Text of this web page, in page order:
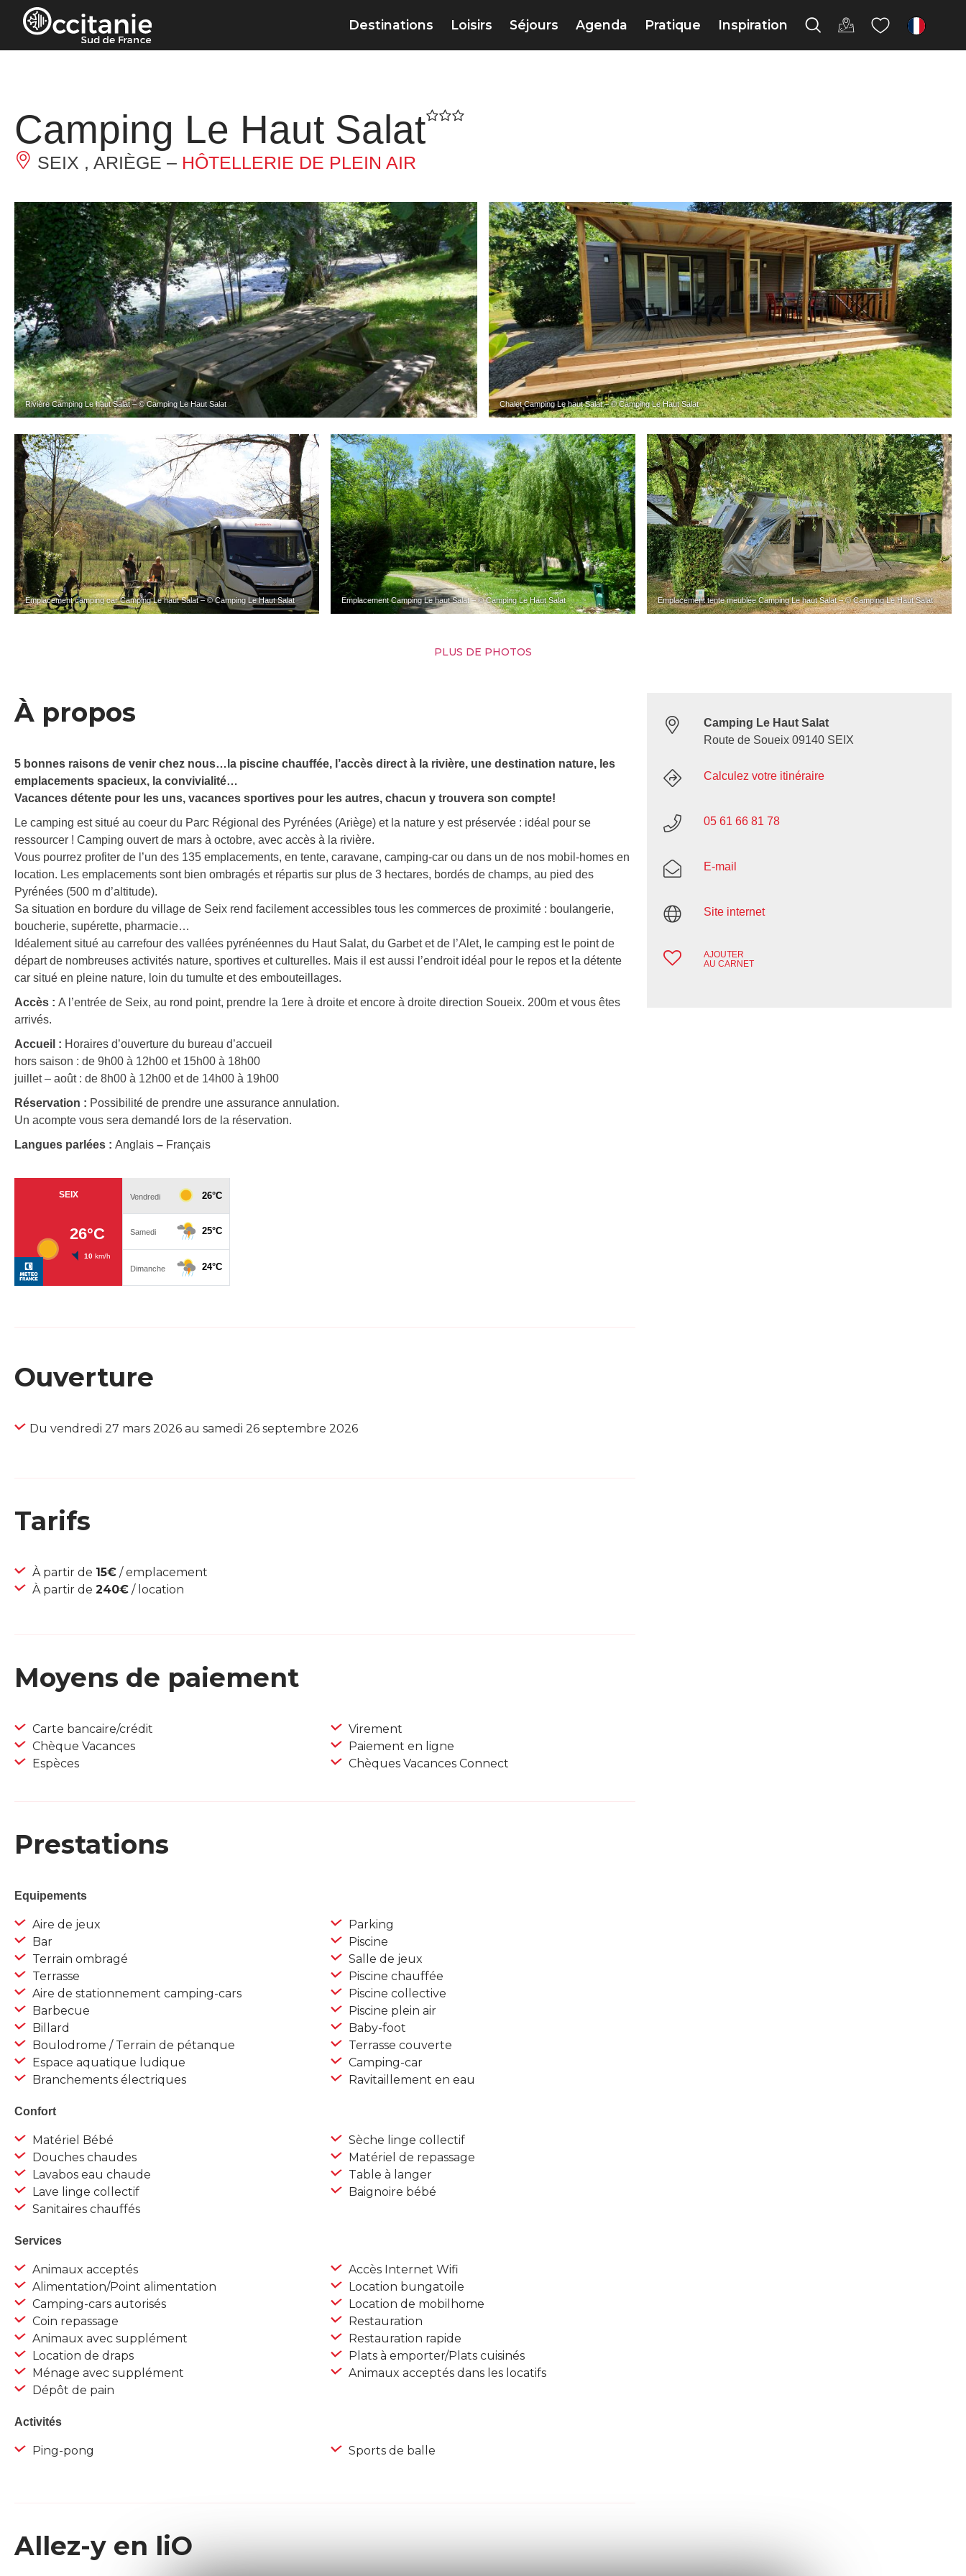
Panneau de gestion des cookies
Destinations Loisirs Séjours Agenda Pratique Inspiration fr
Camping Le Haut Salat
SEIX , ARIÈGE – HÔTELLERIE DE PLEIN AIR
Rivière Camping Le haut Salat – © Camping Le Haut Salat Chalet Camping Le haut Salat – © Camping Le Haut Salat
Emplacement camping car Camping Le haut Salat – © Camping Le Haut Salat Emplacement Camping Le haut Salat – © Camping Le Haut Salat Emplacement tente meublée Camping Le haut Salat – © Camping Le Haut Salat
PLUS DE PHOTOS
À propos
5 bonnes raisons de venir chez nous…la piscine chauffée, l’accès direct à la rivière, une destination nature, les
emplacements spacieux, la convivialité…
Vacances détente pour les uns, vacances sportives pour les autres, chacun y trouvera son compte!
Le camping est situé au coeur du Parc Régional des Pyrénées (Ariège) et la nature y est préservée : idéal pour se
ressourcer ! Camping ouvert de mars à octobre, avec accès à la rivière.
Vous pourrez profiter de l’un des 135 emplacements, en tente, caravane, camping-car ou dans un de nos mobil-homes en
location. Les emplacements sont bien ombragés et répartis sur plus de 3 hectares, bordés de champs, au pied des
Pyrénées (500 m d’altitude).
Sa situation en bordure du village de Seix rend facilement accessibles tous les commerces de proximité : boulangerie,
boucherie, supérette, pharmacie…
Idéalement situé au carrefour des vallées pyrénéennes du Haut Salat, du Garbet et de l’Alet, le camping est le point de
départ de nombreuses activités nature, sportives et culturelles. Mais il est aussi l’endroit idéal pour le repos et la détente
car situé en pleine nature, loin du tumulte et des embouteillages.
Accès : A l’entrée de Seix, au rond point, prendre la 1ere à droite et encore à droite direction Soueix. 200m et vous êtes
arrivés.
Accueil : Horaires d’ouverture du bureau d’accueil
hors saison : de 9h00 à 12h00 et 15h00 à 18h00
juillet – août : de 8h00 à 12h00 et de 14h00 à 19h00
Réservation : Possibilité de prendre une assurance annulation.
Un acompte vous sera demandé lors de la réservation.
Langues parlées : Anglais – Français
Ouverture
Du vendredi 27 mars 2026 au samedi 26 septembre 2026
Tarifs
À partir de 15€ / emplacement
À partir de 240€ / location
Moyens de paiement
Carte bancaire/crédit
Chèque Vacances
Espèces
Virement
Paiement en ligne
Chèques Vacances Connect
Prestations
Equipements
Aire de jeux
Bar
Terrain ombragé
Terrasse
Aire de stationnement camping-cars
Barbecue
Billard
Boulodrome / Terrain de pétanque
Espace aquatique ludique
Branchements électriques
Parking
Piscine
Salle de jeux
Piscine chauffée
Piscine collective
Piscine plein air
Baby-foot
Terrasse couverte
Camping-car
Ravitaillement en eau
Confort
Matériel Bébé
Douches chaudes
Lavabos eau chaude
Lave linge collectif
Sanitaires chauffés
Sèche linge collectif
Matériel de repassage
Table à langer
Baignoire bébé
Services
Animaux acceptés
Alimentation/Point alimentation
Camping-cars autorisés
Coin repassage
Animaux avec supplément
Location de draps
Ménage avec supplément
Dépôt de pain
Accès Internet Wifi
Location bungatoile
Location de mobilhome
Restauration
Restauration rapide
Plats à emporter/Plats cuisinés
Animaux acceptés dans les locatifs
Activités
Ping-pong Sports de balle
Allez-y en liO
Camping Le Haut Salat
Route de Soueix 09140 SEIX
Calculez votre itinéraire
05 61 66 81 78
E-mail
Site internet
AJOUTER
AU CARNET